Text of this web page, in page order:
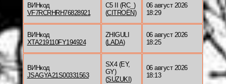
ВИНкод
VF7RCRHRH76828921
C5 II (RC_)
(CITROËN)
06 август 2026
18:29
ВИНкод
XTA219110FY194924
ZHIGULI
(LADA)
06 август 2026
18:25
ВИНкод
JSAGYA21S00331563
SX4 (EY,
GY)
(SUZUKI )
06 август 2026
18:13